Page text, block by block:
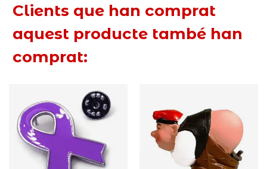
Clients que han comprat
aquest producte també han
comprat: